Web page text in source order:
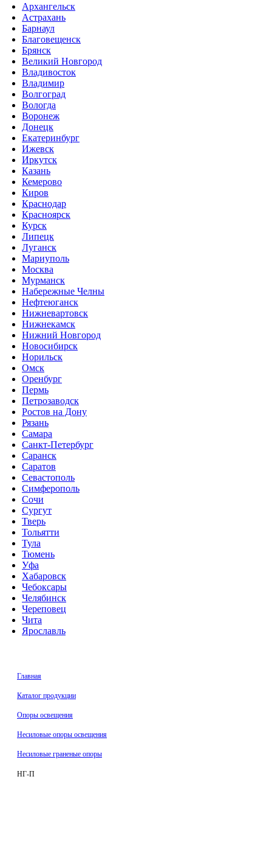
Архангельск
Астрахань
Барнаул
Благовещенск
Брянск
Великий Новгород
Владивосток
Владимир
Волгоград
Вологда
Воронеж
Донецк
Екатеринбург
Ижевск
Иркутск
Казань
Кемерово
Киров
Краснодар
Красноярск
Курск
Липецк
Луганск
Мариуполь
Москва
Мурманск
Набережные Челны
Нефтеюганск
Нижневартовск
Нижнекамск
Нижний Новгород
Новосибирск
Норильск
Омск
Оренбург
Пермь
Петрозаводск
Ростов на Дону
Рязань
Самара
Санкт-Петербург
Саранск
Саратов
Севастополь
Симферополь
Сочи
Сургут
Тверь
Тольятти
Тула
Тюмень
Уфа
Хабаровск
Чебоксары
Челябинск
Череповец
Чита
Ярославль
Главная
Каталог продукции
Oпоры oсвeщения
Несиловые опоры освещения
Несиловые граненые опоры
НГ-П